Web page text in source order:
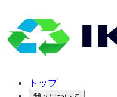
トップ